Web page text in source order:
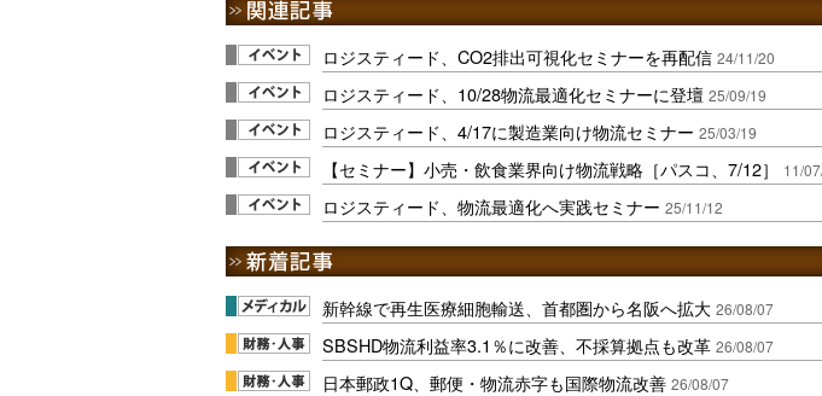
ロジスティード、CO2排出可視化セミナーを再配信 24/11/20
ロジスティード、10/28物流最適化セミナーに登壇 25/09/19
ロジスティード、4/17に製造業向け物流セミナー 25/03/19
【セミナー】小売・飲食業界向け物流戦略［パスコ、7/12］ 11/
ロジスティード、物流最適化へ実践セミナー 25/11/12
新幹線で再生医療細胞輸送、首都圏から名阪へ拡大 26/08/07
SBSHD物流利益率3.1％に改善、不採算拠点も改革 26/08/07
日本郵政1Q、郵便・物流赤字も国際物流改善 26/08/07